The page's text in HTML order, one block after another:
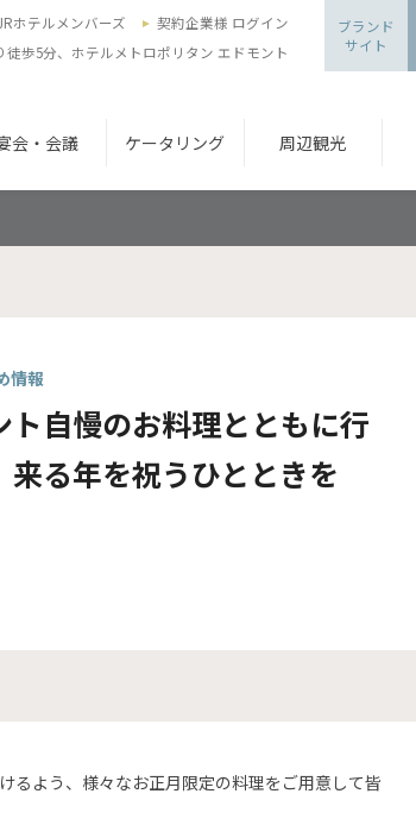
会・会議 ケータリング 周辺観光
ホテルメンバーズ
契約企業様 ログイン
歩5分、ホテルメトロポリタン エドモント
ブランド
サイト
情報
ト自慢のお料理とともに行
来る年を祝うひとときを
るよう、様々なお正月限定の料理をご用意して皆